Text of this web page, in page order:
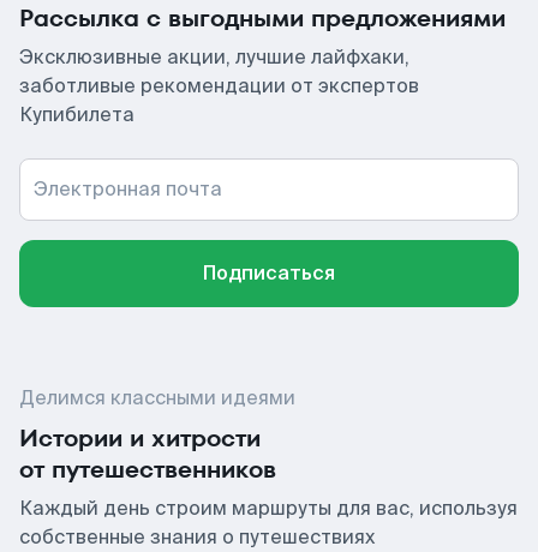
Рассылка с выгодными предложениями
Эксклюзивные акции, лучшие лайфхаки,
заботливые рекомендации от экспертов
Купибилета
Электронная почта
Подписаться
Делимся классными идеями
Истории и хитрости
от путешественников
Каждый день строим маршруты для вас, используя
собственные знания о путешествиях